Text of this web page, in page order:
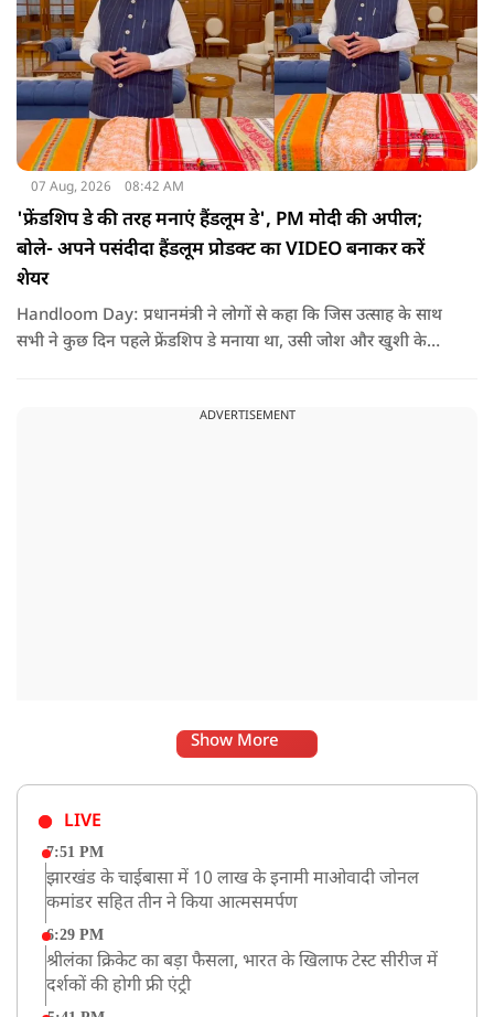
07 Aug, 2026 08:42 AM
'फ्रेंडशिप डे की तरह मनाएं हैंडलूम डे', PM मोदी की अपील;
बोले- अपने पसंदीदा हैंडलूम प्रोडक्ट का VIDEO बनाकर करें
शेयर
Handloom Day: प्रधानमंत्री ने लोगों से कहा कि जिस उत्साह के साथ
सभी ने कुछ दिन पहले फ्रेंडशिप डे मनाया था, उसी जोश और खुशी के
ADVERTISEMENT
Show More
LIVE
7:51 PM
झारखंड के चाईबासा में 10 लाख के इनामी माओवादी जोनल
कमांडर सहित तीन ने किया आत्मसमर्पण
6:29 PM
श्रीलंका क्रिकेट का बड़ा फैसला, भारत के खिलाफ टेस्ट सीरीज में
दर्शकों की होगी फ्री एंट्री